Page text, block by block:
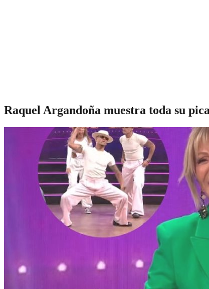
Raquel Argandoña muestra toda su